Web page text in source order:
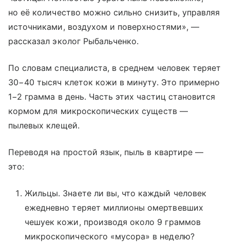
но её количество можно сильно снизить, управляя
источниками, воздухом и поверхностями», —
рассказал эколог Рыбальченко.
По словам специалиста, в среднем человек теряет
30−40 тысяч клеток кожи в минуту. Это примерно
1−2 грамма в день. Часть этих частиц становится
кормом для микроскопических существ —
пылевых клещей.
Переводя на простой язык, пыль в квартире —
это:
Жильцы. Знаете ли вы, что каждый человек
ежедневно теряет миллионы омертвевших
чешуек кожи, производя около 9 граммов
микроскопического «мусора» в неделю?